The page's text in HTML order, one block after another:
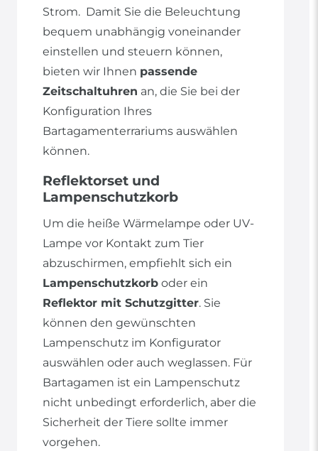
Strom. Damit Sie die Beleuchtung
bequem unabhängig voneinander
einstellen und steuern können,
bieten wir Ihnen passende
Zeitschaltuhren an, die Sie bei der
Konfiguration Ihres
Bartagamenterrariums auswählen
können.
Reflektorset und
Lampenschutzkorb
Um die heiße Wärmelampe oder UV-
Lampe vor Kontakt zum Tier
abzuschirmen, empfiehlt sich ein
Lampenschutzkorb oder ein
Reflektor mit Schutzgitter. Sie
können den gewünschten
Lampenschutz im Konfigurator
auswählen oder auch weglassen. Für
Bartagamen ist ein Lampenschutz
nicht unbedingt erforderlich, aber die
Sicherheit der Tiere sollte immer
vorgehen.